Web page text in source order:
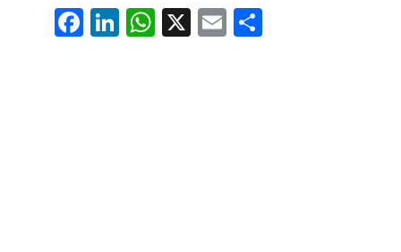
Fa
ce
Li
nk
W
ha
X E
m
Pa